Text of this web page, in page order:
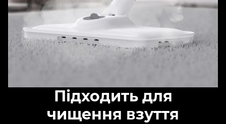
Підходить для
чищення взуття